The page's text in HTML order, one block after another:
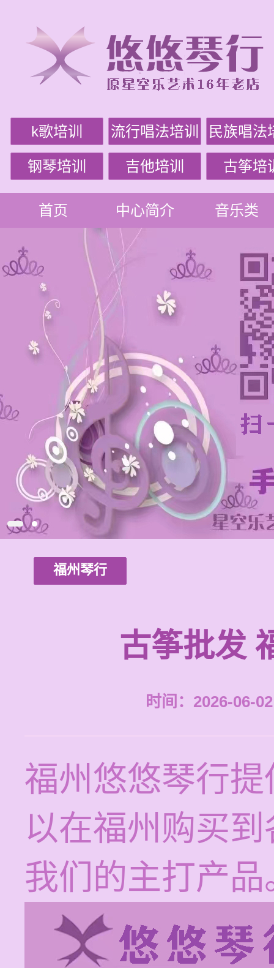
k歌培训 流行唱法培训 民族唱法
钢琴培训 吉他培训 古筝培
首页 中心简介 音乐类
福州琴行
古筝批发
时间：2026-06-
福州悠悠琴行
以在福州购买
我们的主打产品